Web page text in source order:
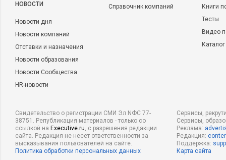
НОВОСТИ
Новости дня
Новости компаний
Отставки и назначения
Новости образования
Новости Сообщества
HR-новости
Справочник компаний
Книги
Тесты
Видео
Свидетельство о регистрации СМИ Эл NФС 77-
38751. Републикация материалов - только со
ссылкой на Executive.ru, с разрешения редакции
сайта. Редакция не несет ответственности за
высказывания пользователей на сайте.
Политика обработки персональных данных
Сервисы,
Сервисы,
Реклама:
Редакция:
Поддержка:
Карта сайта